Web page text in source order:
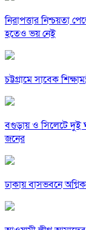
নিরাপত্তার নিশ্চয়তা
হতেও ভয় নেই
চট্টগ্রামে সাবেক
বগুড়ায় ও সিলেটে দুই
জনের
ঢাকায় বাসভবনে